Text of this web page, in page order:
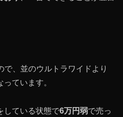
で、並のウルトラワイドより
ています。
している状態で6万円弱で売っ